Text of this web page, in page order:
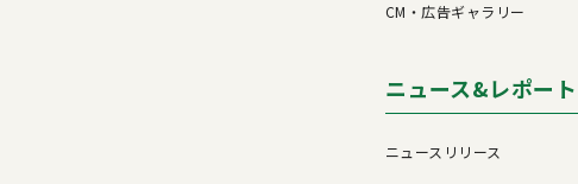
CM・広告ギャラリー
ニュース&レポート
ニュースリリース